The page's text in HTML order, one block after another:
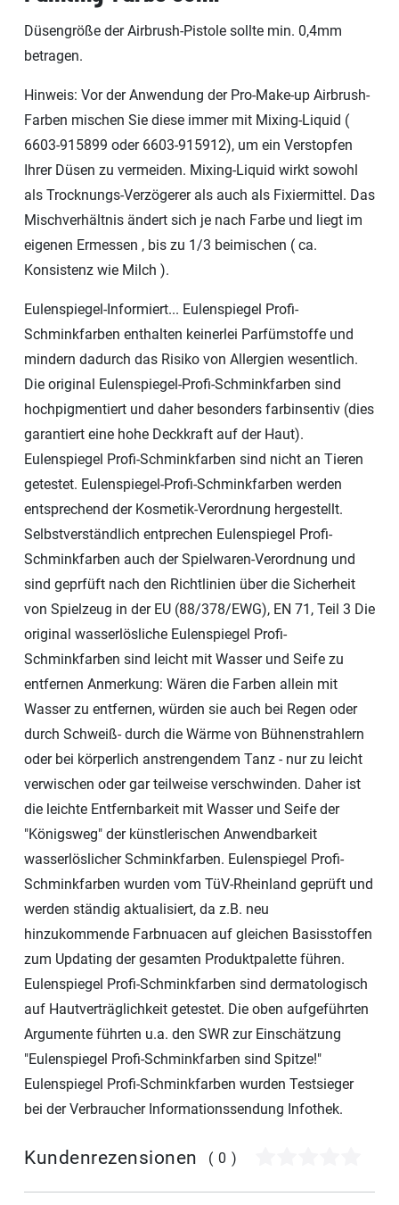
Düsengröße der Airbrush-Pistole sollte min. 0,4mm
betragen.
Hinweis: Vor der Anwendung der Pro-Make-up Airbrush-
Farben mischen Sie diese immer mit Mixing-Liquid (
6603-915899 oder 6603-915912), um ein Verstopfen
Ihrer Düsen zu vermeiden. Mixing-Liquid wirkt sowohl
als Trocknungs-Verzögerer als auch als Fixiermittel. Das
Mischverhältnis ändert sich je nach Farbe und liegt im
eigenen Ermessen , bis zu 1/3 beimischen ( ca.
Konsistenz wie Milch ).
Eulenspiegel-Informiert... Eulenspiegel Profi-
Schminkfarben enthalten keinerlei Parfümstoffe und
mindern dadurch das Risiko von Allergien wesentlich.
Die original Eulenspiegel-Profi-Schminkfarben sind
hochpigmentiert und daher besonders farbinsentiv (dies
garantiert eine hohe Deckkraft auf der Haut).
Eulenspiegel Profi-Schminkfarben sind nicht an Tieren
getestet. Eulenspiegel-Profi-Schminkfarben werden
entsprechend der Kosmetik-Verordnung hergestellt.
Selbstverständlich entprechen Eulenspiegel Profi-
Schminkfarben auch der Spielwaren-Verordnung und
sind geprfüft nach den Richtlinien über die Sicherheit
von Spielzeug in der EU (88/378/EWG), EN 71, Teil 3 Die
original wasserlösliche Eulenspiegel Profi-
Schminkfarben sind leicht mit Wasser und Seife zu
entfernen Anmerkung: Wären die Farben allein mit
Wasser zu entfernen, würden sie auch bei Regen oder
durch Schweiß- durch die Wärme von Bühnenstrahlern
oder bei körperlich anstrengendem Tanz - nur zu leicht
verwischen oder gar teilweise verschwinden. Daher ist
die leichte Entfernbarkeit mit Wasser und Seife der
"Königsweg" der künstlerischen Anwendbarkeit
wasserlöslicher Schminkfarben. Eulenspiegel Profi-
Schminkfarben wurden vom TüV-Rheinland geprüft und
werden ständig aktualisiert, da z.B. neu
hinzukommende Farbnuacen auf gleichen Basisstoffen
zum Updating der gesamten Produktpalette führen.
Eulenspiegel Profi-Schminkfarben sind dermatologisch
auf Hautverträglichkeit getestet. Die oben aufgeführten
Argumente führten u.a. den SWR zur Einschätzung
"Eulenspiegel Profi-Schminkfarben sind Spitze!"
Eulenspiegel Profi-Schminkfarben wurden Testsieger
bei der Verbraucher Informationssendung Infothek.
Kundenrezensionen (0)